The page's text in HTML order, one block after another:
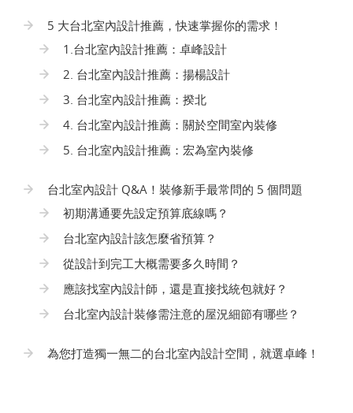
5 大台北室內設計推薦，快速掌握你的需求！
1.台北室內設計推薦：卓峰設計
2. 台北室內設計推薦：揚楊設計
3. 台北室內設計推薦：揆北
4. 台北室內設計推薦：關於空間室內裝修
5. 台北室內設計推薦：宏為室內裝修
台北室內設計 Q&A！裝修新手最常問的 5 個問題
初期溝通要先設定預算底線嗎？
台北室內設計該怎麼省預算？
從設計到完工大概需要多久時間？
應該找室內設計師，還是直接找統包就好？
台北室內設計裝修需注意的屋況細節有哪些？
為您打造獨一無二的台北室內設計空間，就選卓峰！